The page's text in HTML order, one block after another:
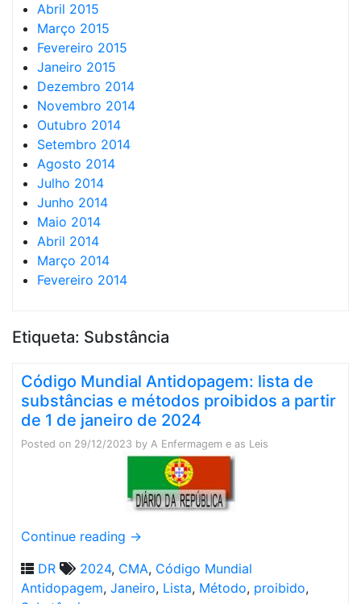
Abril 2015
Março 2015
Fevereiro 2015
Janeiro 2015
Dezembro 2014
Novembro 2014
Outubro 2014
Setembro 2014
Agosto 2014
Julho 2014
Junho 2014
Maio 2014
Abril 2014
Março 2014
Fevereiro 2014
Etiqueta: Substância
Código Mundial Antidopagem: lista de
substâncias e métodos proibidos a partir
de 1 de janeiro de 2024
Posted on 29/12/2023 by A Enfermagem e as Leis
Continue reading →
DR
2024, CMA, Código Mundial
Antidopagem, Janeiro, Lista, Método, proibido,